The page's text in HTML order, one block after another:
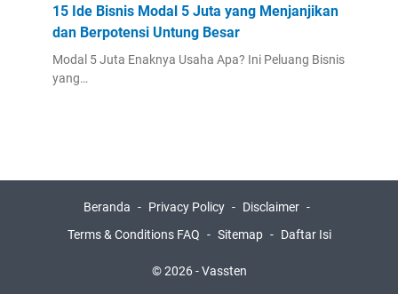
15 Ide Bisnis Modal 5 Juta yang Menjanjikan
dan Berpotensi Untung Besar
Modal 5 Juta Enaknya Usaha Apa? Ini Peluang Bisnis
yang…
Beranda Privacy Policy
Disclaimer
Terms & Conditions FAQ
Sitemap Daftar Isi
©2026-Vassten